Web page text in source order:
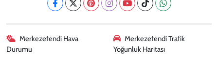
Merkezefendi Hava
Durumu
Merkezefendi Trafik
Yoğunluk Haritası